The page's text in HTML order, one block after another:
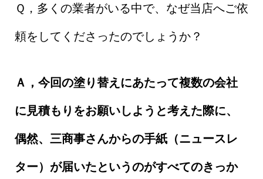
Ｑ，多くの業者がいる中で、なぜ当店へご依
頼をしてくださったのでしょうか？
Ａ，今回の塗り替えにあたって複数の会社
に見積もりをお願いしようと考えた際に、
偶然、三商事さんからの手紙（ニュースレ
ター）が届いたというのがすべてのきっか